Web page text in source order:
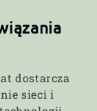
dostarcza
sieci i